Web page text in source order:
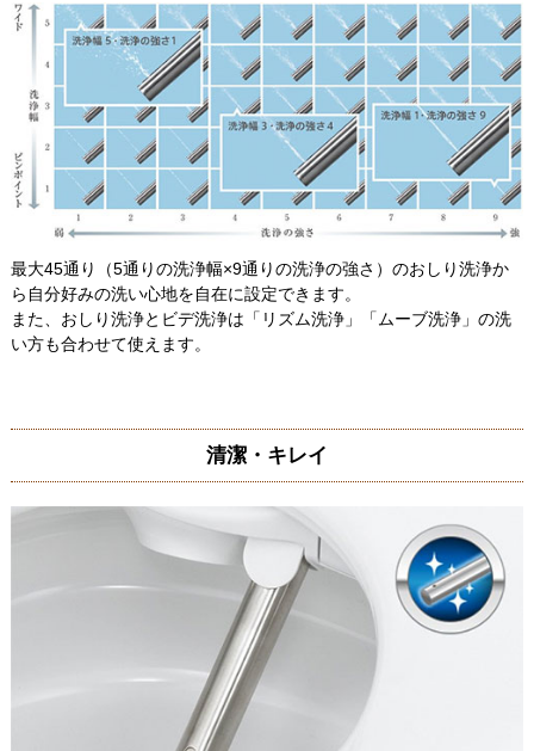
最大45通り（5通りの洗浄幅×9通りの洗浄の強さ）のおしり洗浄か
ら自分好みの洗い心地を自在に設定できます。
また、おしり洗浄とビデ洗浄は「リズム洗浄」「ムーブ洗浄」の洗
い方も合わせて使えます。
清潔・キレイ